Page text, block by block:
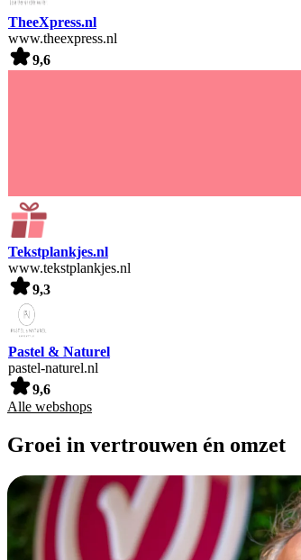
TheeXpress.nl
www.theexpress.nl
9,6
Tekstplankjes.nl
www.tekstplankjes.nl
9,3
Pastel & Naturel
pastel-naturel.nl
9,6
Alle webshops
Groei in vertrouwen én omzet